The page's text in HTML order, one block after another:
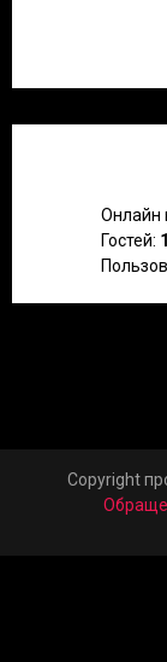
Онлайн
Гостей: 1
Copyright